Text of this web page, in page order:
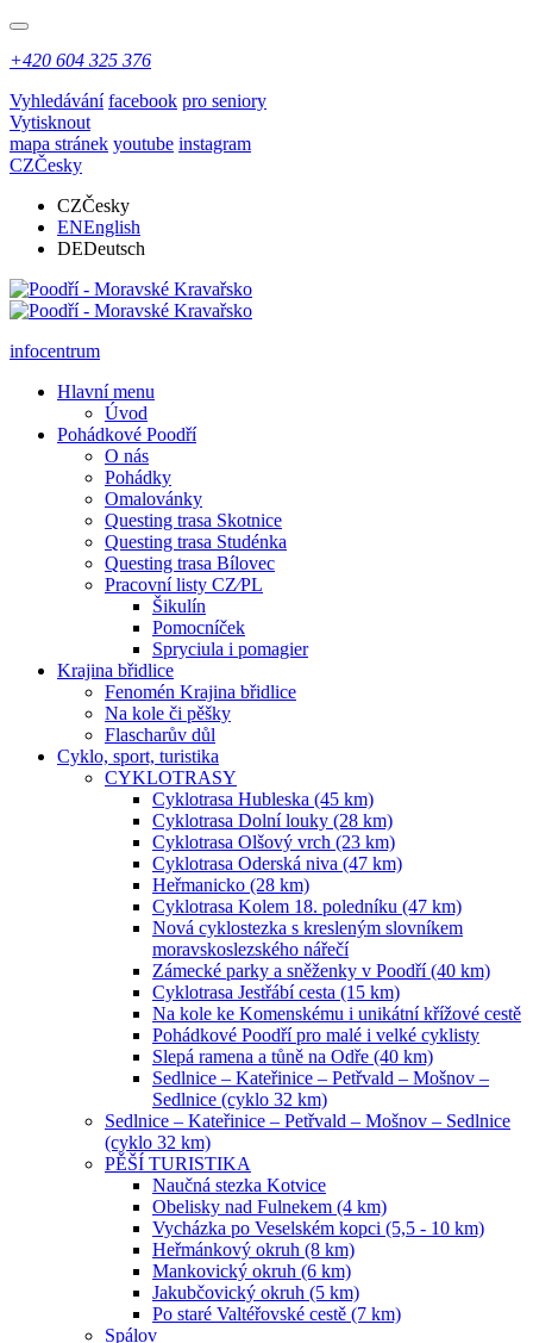
+420 604 325 376
Vyhledávání facebook pro seniory
Vytisknout
mapa stránek youtube instagram
CZČesky
CZČesky
ENEnglish
DEDeutsch
infocentrum
Hlavní menu
Úvod
Pohádkové Poodří
O nás
Pohádky
Omalovánky
Questing trasa Skotnice
Questing trasa Studénka
Questing trasa Bílovec
Pracovní listy CZ⁄PL
Šikulín
Pomocníček
Spryciula i pomagier
Krajina břidlice
Fenomén Krajina břidlice
Na kole či pěšky
Flascharův důl
Cyklo, sport, turistika
CYKLOTRASY
Cyklotrasa Hubleska (45 km)
Cyklotrasa Dolní louky (28 km)
Cyklotrasa Olšový vrch (23 km)
Cyklotrasa Oderská niva (47 km)
Heřmanicko (28 km)
Cyklotrasa Kolem 18. poledníku (47 km)
Nová cyklostezka s kresleným slovníkem
moravskoslezského nářečí
Zámecké parky a sněženky v Poodří (40 km)
Cyklotrasa Jestřábí cesta (15 km)
Na kole ke Komenskému i unikátní křížové cestě
Pohádkové Poodří pro malé i velké cyklisty
Slepá ramena a tůně na Odře (40 km)
Sedlnice – Kateřinice – Petřvald – Mošnov –
Sedlnice (cyklo 32 km)
Sedlnice – Kateřinice – Petřvald – Mošnov – Sedlnice
(cyklo 32 km)
PĚŠÍ TURISTIKA
Naučná stezka Kotvice
Obelisky nad Fulnekem (4 km)
Vycházka po Veselském kopci (5,5 - 10 km)
Heřmánkový okruh (8 km)
Mankovický okruh (6 km)
Jakubčovický okruh (5 km)
Po staré Valtéřovské cestě (7 km)
Spálov